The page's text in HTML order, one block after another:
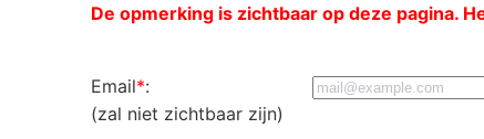
De opmerking is zichtbaar op deze pagina.
Email*:
(zal niet zichtbaar zijn)